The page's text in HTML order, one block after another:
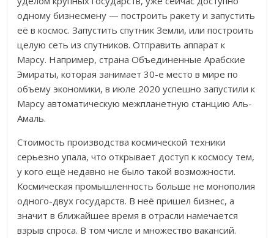
одному бизнесмену — построить ракету и запустить
её в космос. Запустить спутник Земли, или построить
целую сеть из спутников. Отправить аппарат к
Марсу. Например, страна Объединенные Арабские
Эмираты, которая занимает 30-е место в мире по
объему экономики, в июле 2020 успешно запустили к
Марсу автоматическую межпланетную станцию Аль-
Амаль.
Стоимость производства космической техники
серьезно упала, что открывает доступ к космосу тем,
у кого ещё недавно не было такой возможности.
Космическая промышленность больше не монополия
одного-двух государств. В неё пришел бизнес, а
значит в ближайшее время в отрасли намечается
взрыв спроса. В том числе и множество вакансий.